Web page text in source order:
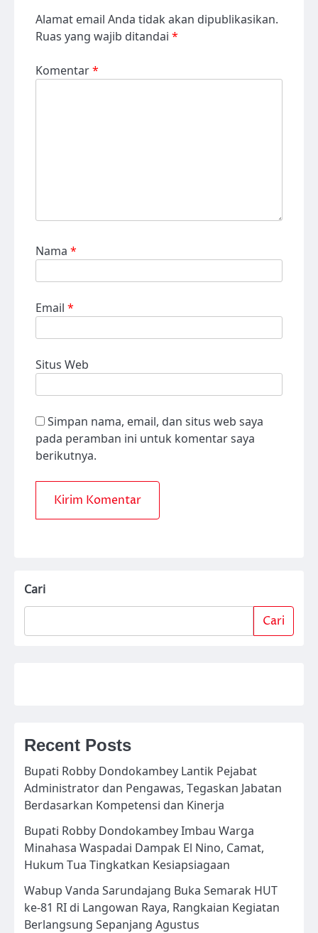
Alamat email Anda tidak akan dipublikasikan.
Ruas yang wajib ditandai *
Komentar*
Nama *
Email *
Situs Web
Simpan nama, email, dan situs web saya
pada peramban ini untuk komentar saya
berikutnya.
Cari
Cari
Recent Posts
Bupati Robby Dondokambey Lantik Pejabat
Administrator dan Pengawas, Tegaskan Jabatan
Berdasarkan Kompetensi dan Kinerja
Bupati Robby Dondokambey Imbau Warga
Minahasa Waspadai Dampak El Nino, Camat,
Hukum Tua Tingkatkan Kesiapsiagaan
Wabup Vanda Sarundajang Buka Semarak HUT
ke-81 RI di Langowan Raya, Rangkaian Kegiatan
Berlangsung Sepanjang Agustus